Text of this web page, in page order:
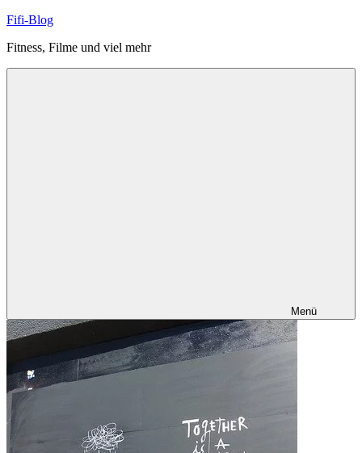
Zum
springen
Fifi-Blog
Fitness, Filme und viel mehr
Menü